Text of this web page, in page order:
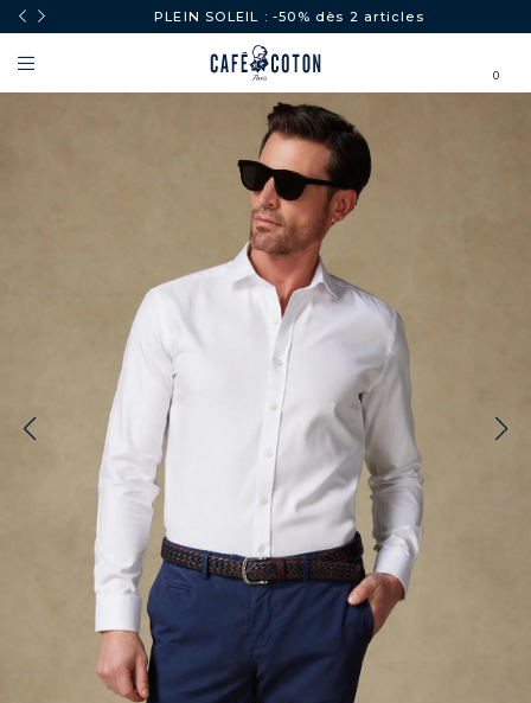
PLEIN SOLEIL : -50% dès 2 articles
0